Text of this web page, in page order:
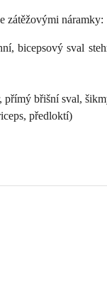
zátěžovými náramky:
bicepsový sval
přímý břišní sval,
předloktí)